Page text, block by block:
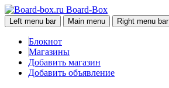
Board-Box
Left menu bar Main menu Right menu bar
Блокнот
Магазины
Добавить магазин
Добавить объявление